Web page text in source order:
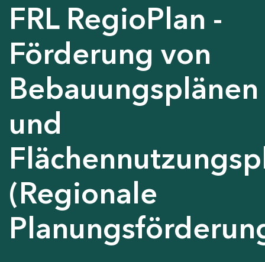
FRL RegioPlan -
Förderung von
Bebauungsplänen
und
(Regionale